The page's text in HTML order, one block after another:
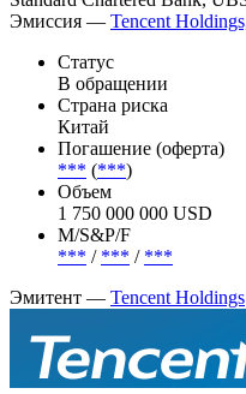
Эмиссия — Tencent
Статус
В обращении
Страна риска
Китай
Погашение (оферта)
*** (***)
Объем
1 750 000 000 USD
М/S&P/F
*** / *** / ***
Эмитент — Tencent Holdings